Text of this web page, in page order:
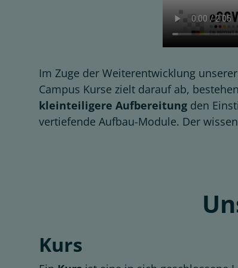
Im Zuge der Weiterentwicklung
Campus Kurse zielt darauf ab,
kleinteiligere Aufbereitung den
vertiefende Aufbau-Module. Der
Kurs